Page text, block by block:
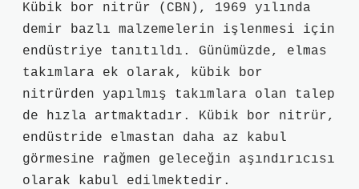
Kübik bor nitrür (CBN), 1969 yılında
demir bazlı malzemelerin işlenmesi için
endüstriye tanıtıldı. Günümüzde, elmas
takımlara ek olarak, kübik bor
nitrürden yapılmış takımlara olan talep
de hızla artmaktadır. Kübik bor nitrür,
endüstride elmastan daha az kabul
görmesine rağmen geleceğin aşındırıcısı
olarak kabul edilmektedir.